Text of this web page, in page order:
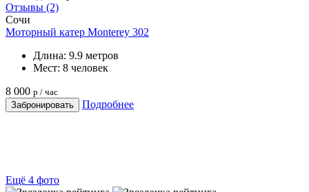
Отзывы (2)
Сочи
Моторный катер Monterey 302
Длина: 9.9 метров
Мест: 8 человек
8 000 р / час
Забронировать
Подробнее
Ещё 4 фото